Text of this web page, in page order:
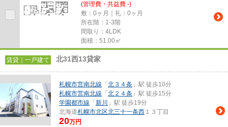
(管理費・共益費 -)
敷：0ヶ月｜礼：0ヶ月
所在階：1-3階
間取り：4LDK
面積：51.00㎡
賃貸｜一戸建て 北31西13貸家
札幌市営南北線 「 北３４条 」駅 徒歩10分
札幌市営南北線 「 北２４条 」駅 徒歩15分
学園都市線 「 新川
」駅 徒歩19分
北海道札幌市北区北三十一条西 １３丁目
20万円